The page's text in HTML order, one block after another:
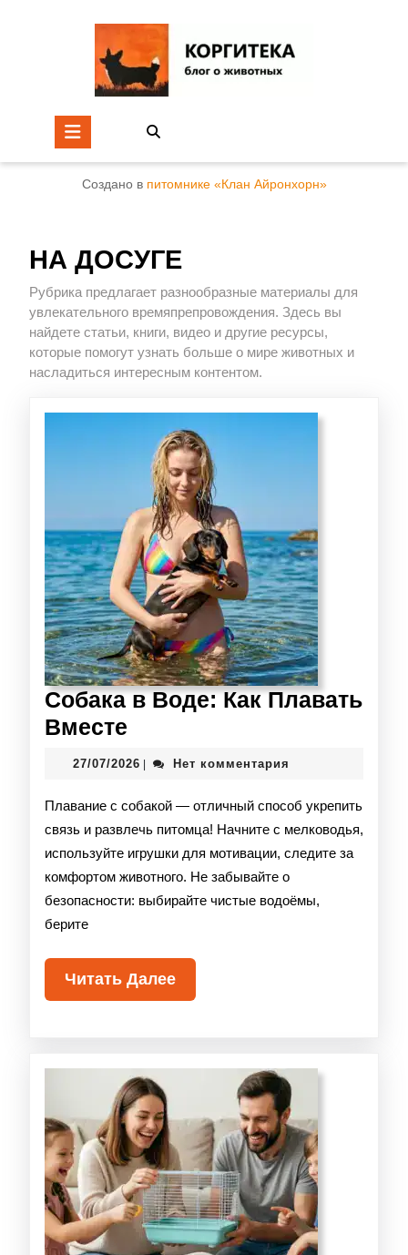
Создано в питомнике «Клан Айронхорн»
НА ДОСУГЕ
Рубрика предлагает разнообразные материалы для
увлекательного времяпрепровождения. Здесь вы
найдете статьи, книги, видео и другие ресурсы,
которые помогут узнать больше о мире животных и
насладиться интересным контентом.
Собака в Воде: Как Плавать
Вместе
27/07/2026 Нет комментария
Плавание с собакой — отличный способ укрепить
связь и развлечь питомца! Начните с мелководья,
используйте игрушки для мотивации, следите за
комфортом животного. Не забывайте о
безопасности: выбирайте чистые водоёмы,
берите
Читать Далее